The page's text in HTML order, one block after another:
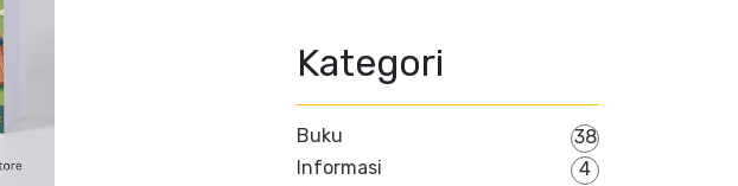
Kategori
Buku
38
Informasi
4